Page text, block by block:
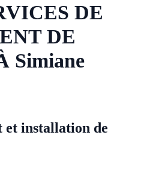
DE
DE
Simiane
et installation de